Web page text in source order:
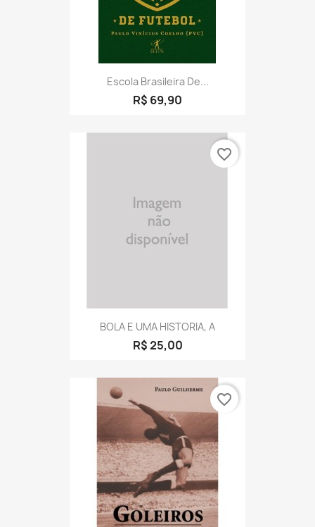
Escola Brasileira De...
R$ 69,90
BOLA E UMA HISTORIA, A
R$ 25,00
favorite_border
favorite_border